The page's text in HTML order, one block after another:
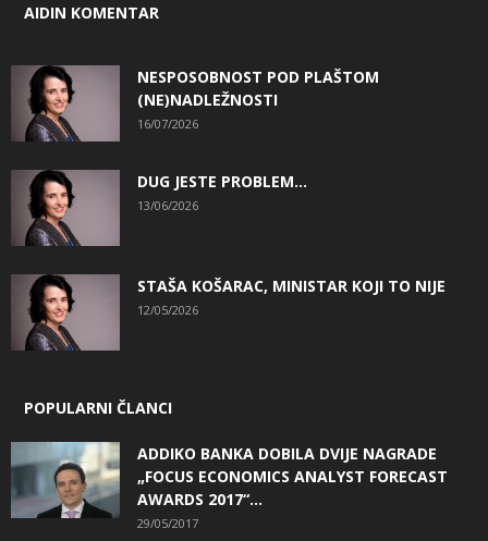
AIDIN KOMENTAR
NESPOSOBNOST POD PLAŠTOM
(NE)NADLEŽNOSTI
16/07/2026
DUG JESTE PROBLEM…
13/06/2026
STAŠA KOŠARAC, MINISTAR KOJI TO NIJE
12/05/2026
POPULARNI ČLANCI
ADDIKO BANKA DOBILA DVIJE NAGRADE
„FOCUS ECONOMICS ANALYST FORECAST
AWARDS 2017“...
29/05/2017